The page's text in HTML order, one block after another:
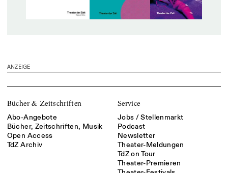
ANZEIGE
Bücher & Zeitschriften
Abo-Angebote
Bücher, Zeitschriften, Musik
Open Access
TdZ Archiv
Service
Jobs / Stellenmarkt
Podcast
Newsletter
Theater-Meldungen
TdZ on Tour
Theater-Premieren